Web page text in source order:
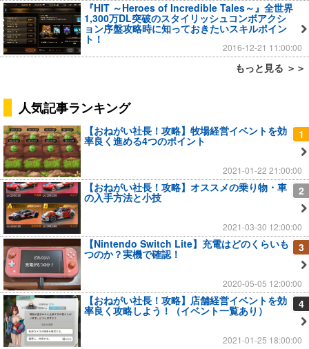
『HIT ～Heroes of Incredible Tales～』全世界
1,300万DL突破のスタイリッシュコンボアクシ
ョン序盤攻略時に知っておきたいスキルポイン
ト！
2016-12-21 11:00:00
もっと見る ＞＞
人気記事ランキング
1
【おねがい社長！攻略】牧場経営イベントを効
率良く進める4つのポイント
2021-01-22 21:00:00
2
【おねがい社長！攻略】オススメの乗り物・車
の入手方法と小技
2021-03-30 12:00:00
3
【Nintendo Switch Lite】充電はどのくらいも
つのか？実機で確認！
2020-05-05 12:00:00
4
【おねがい社長！攻略】店舗経営イベントを効
率良く攻略しよう！（イベント一覧あり）
2021-01-25 18:00:00